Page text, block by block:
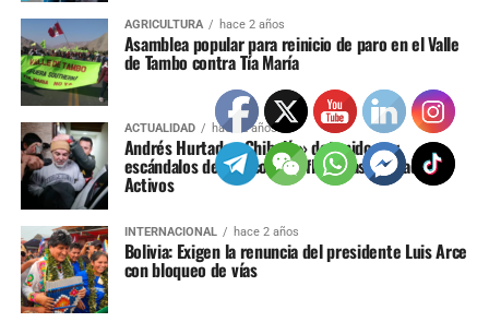
AGRICULTURA hace 2 años
Asamblea popular para reinicio de paro en el Valle
de Tambo contra Tía María
ACTUALIDAD hace 2 años
Andrés Hurtado «Chibolín» detenido por
escándalos de Tráfico de Influencias y Lavado de
Activos
INTERNACIONAL hace 2 años
Bolivia: Exigen la renuncia del presidente Luis Arce
con bloqueo de vías